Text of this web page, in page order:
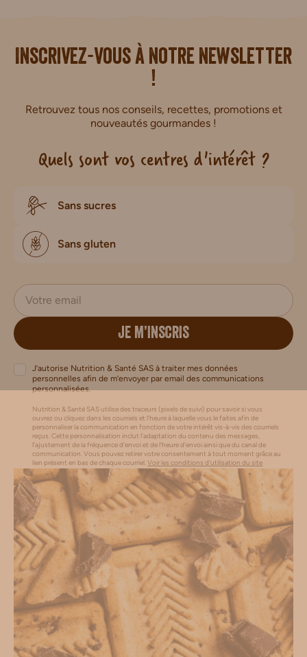
Inscrivez-vous à notre newsletter
!
Retrouvez tous nos conseils, recettes, promotions et
nouveautés gourmandes !
Quels sont vos centres d'intérêt ?
Sans sucres
Sans gluten
JE M’INSCRIS
J’autorise Nutrition & Santé SAS à traiter mes données
personnelles afin de m’envoyer par email des communications
personnalisées.
Nutrition & Santé SAS utilise des traceurs (pixels de suivi) pour savoir si vous
ouvrez ou cliquez dans les courriels et l’heure à laquelle vous le faites afin de
personnaliser la communication en fonction de votre intérêt vis-à-vis des courriels
reçus. Cette personnalisation inclut l’adaptation du contenu des messages,
l'ajustement de la fréquence d’envoi et de l’heure d’envoi ainsi que du canal de
communication. Vous pouvez retirer votre consentement à tout moment grâce au
lien présent en bas de chaque courriel.Voir les conditions d'utilisation du site